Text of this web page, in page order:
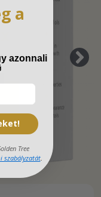
a
azonnali
Tree
szabályzatát.